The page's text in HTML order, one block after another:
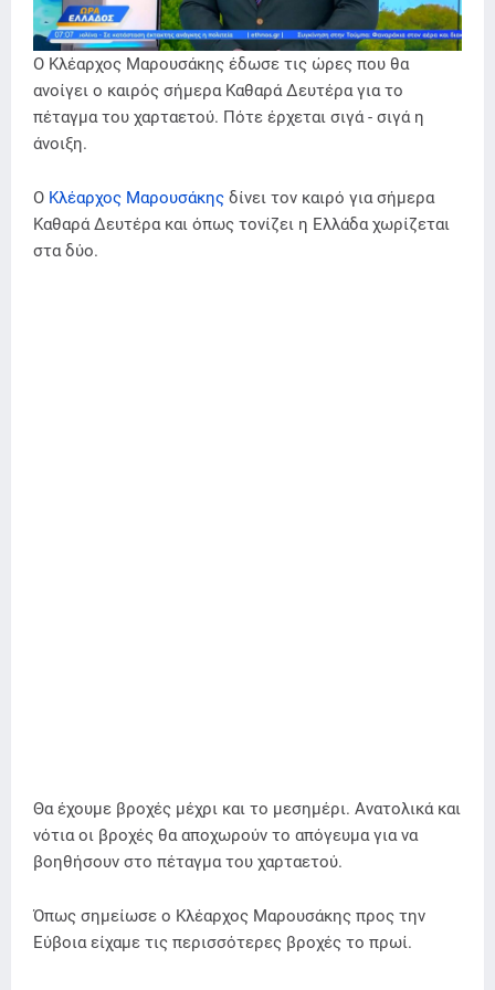
Ο Κλέαρχος Μαρουσάκης έδωσε τις ώρες που θα
ανοίγει ο καιρός σήμερα Καθαρά Δευτέρα για το
πέταγμα του χαρταετού. Πότε έρχεται σιγά - σιγά η
άνοιξη.
Ο Κλέαρχος Μαρουσάκης δίνει τον καιρό για σήμερα
Καθαρά Δευτέρα και όπως τονίζει η Ελλάδα χωρίζεται
στα δύο.
Θα έχουμε βροχές μέχρι και το μεσημέρι. Ανατολικά και
νότια οι βροχές θα αποχωρούν το απόγευμα για να
βοηθήσουν στο πέταγμα του χαρταετού.
Όπως σημείωσε ο Κλέαρχος Μαρουσάκης προς την
Εύβοια είχαμε τις περισσότερες βροχές το πρωί.